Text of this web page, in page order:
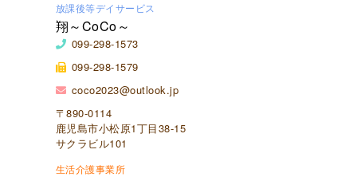
放課後等デイサービス
翔～CoCo～
099-298-1573
099-298-1579
coco2023@outlook.jp
〒890-0114
鹿児島市小松原1丁目38-15
サクラビル101
生活介護事業所